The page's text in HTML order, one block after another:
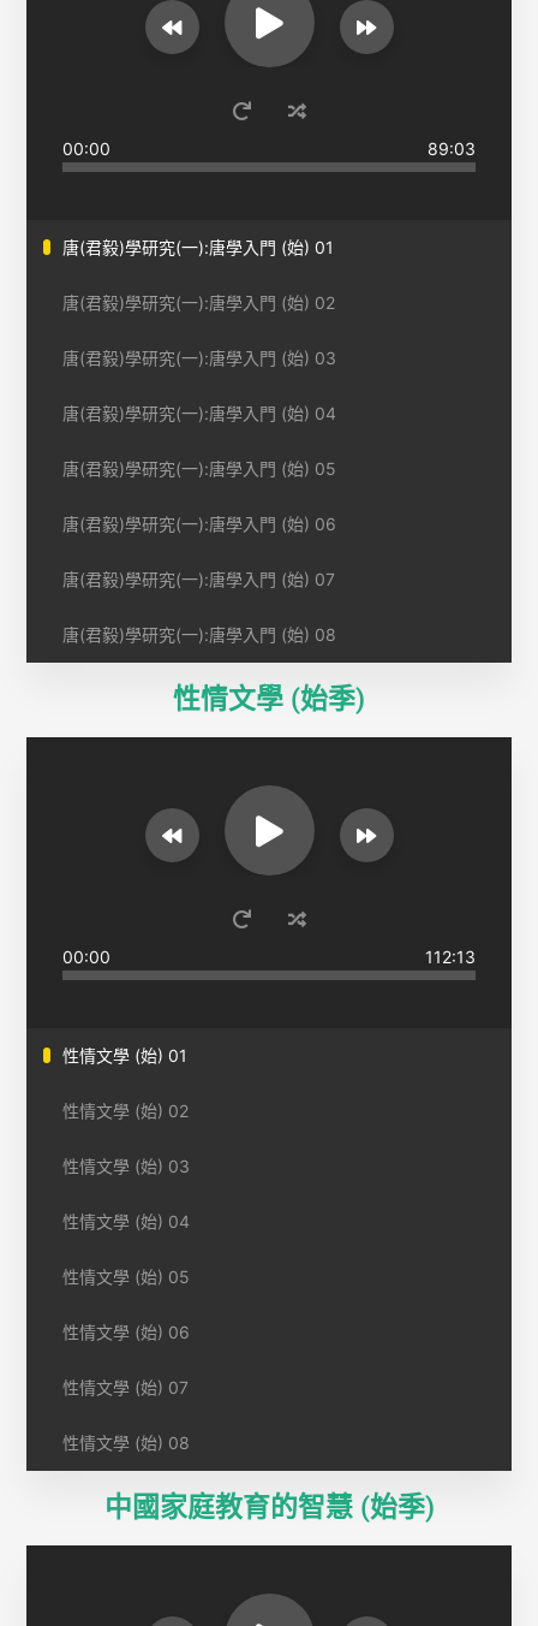
00:00 89:03
唐(君毅)學研究(一):唐學入門 (始) 01
唐(君毅)學研究(一):唐學入門 (始) 02
唐(君毅)學研究(一):唐學入門 (始) 03
唐(君毅)學研究(一):唐學入門 (始) 04
唐(君毅)學研究(一):唐學入門 (始) 05
唐(君毅)學研究(一):唐學入門 (始) 06
唐(君毅)學研究(一):唐學入門 (始) 07
唐(君毅)學研究(一):唐學入門 (始) 08
性情文學 (始季)
00:00 112:13
性情文學 (始) 01
性情文學 (始) 02
性情文學 (始) 03
性情文學 (始) 04
性情文學 (始) 05
性情文學 (始) 06
性情文學 (始) 07
性情文學 (始) 08
中國家庭教育的智慧 (始季)